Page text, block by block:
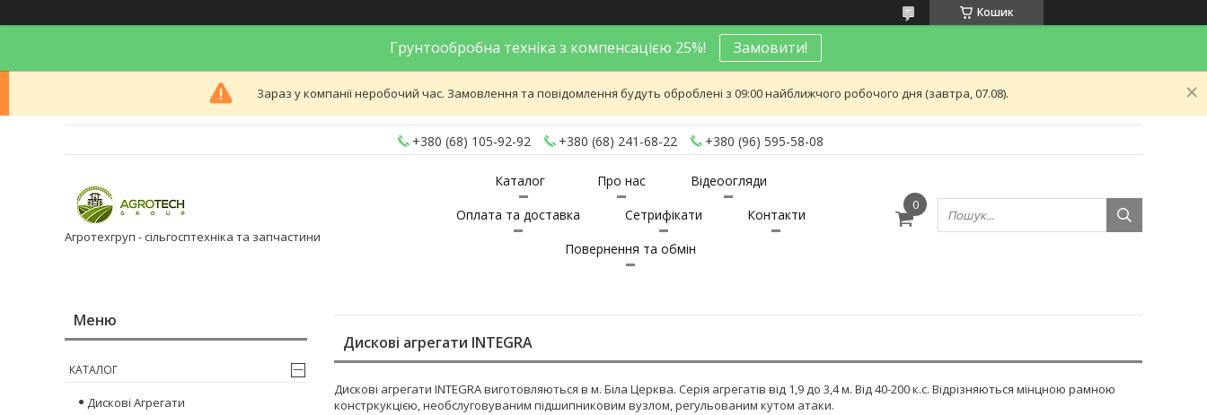
Кошик
Грунтообробна техніка з компенсацією 25%! Замовити!
Зараз у компанії неробочий час. Замовлення та повідомлення будуть оброблені з 09:00 найближчого робочого дня (завтра, 07.08).
+380 (68) 105-92-92 +380 (68) 241-68-22 +380 (96) 595-58-08
Агротехгруп - сільгосптехніка та запчастини
Каталог Про нас
Відеоогляди
Оплата та доставка
Сетрифікати
Контакти
Повернення та обмін
Дискові агрегати INTEGRA
Дискові агрегати INTEGRA виготовляються в м. Біла Церква. Серія агрегатів від 1,9 до 3,4 м. Від 40-200 к.с. Відрізняються мінцною рамною
констркукцією, необслуговуваним підшипниковим вузлом, регульованим кутом атаки.
КАТАЛОГ
Дискові Агрегати